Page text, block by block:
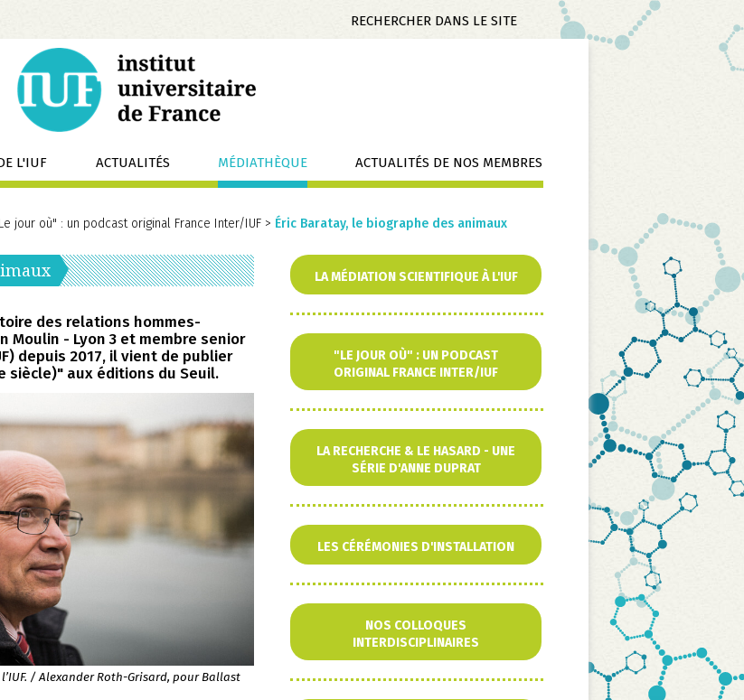
Mots-
L'IUF ACTUALITÉS MÉDIATHÈQUE
ACTUALITÉS DE NOS MEMBRES
jour où" : un podcast original France Inter/IUF > Éric Baratay, le biographe des animaux
Aller
au
contenu
LA MÉDIATION SCIENTIFIQUE À L'IUF
"LE JOUR OÙ" : UN PODCAST
ORIGINAL FRANCE INTER/IUF
LA RECHERCHE & LE HASARD - UNE
SÉRIE D'ANNE DUPRAT
LES CÉRÉMONIES D'INSTALLATION
NOS COLLOQUES
INTERDISCIPLINAIRES
des relations hommes-
Moulin - Lyon 3 et membre senior
depuis 2017, il vient de publier
siècle)" aux éditions du Seuil.
/ Alexander Roth-Grisard, pour Ballast